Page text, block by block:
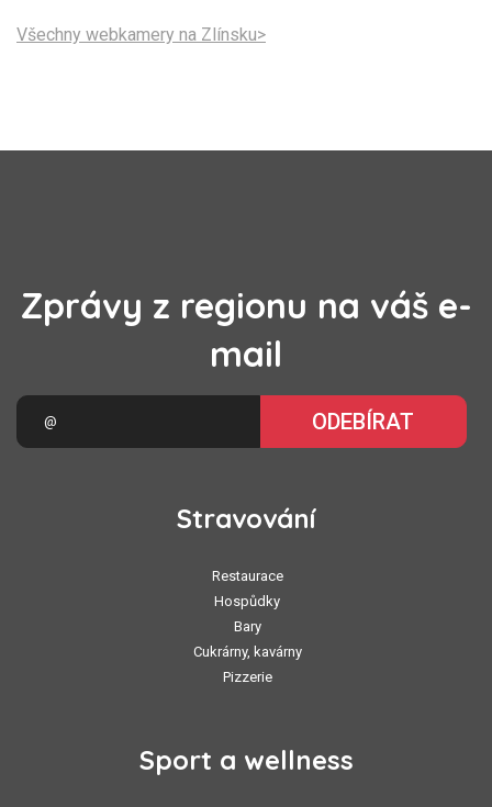
Všechny webkamery na Zlínsku>
Zprávy z regionu na váš e-
mail
ODEBÍRAT
Stravování
Restaurace
Hospůdky
Bary
Cukrárny, kavárny
Pizzerie
Sport a wellness